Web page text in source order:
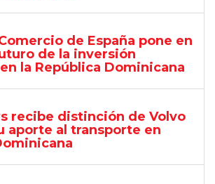
de España pone en
de la inversión
la República Dominicana
recibe distinción de Volvo
aporte al transporte en